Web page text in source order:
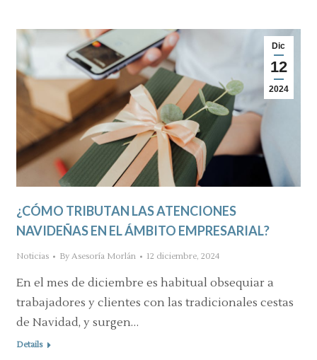
Dic
12
2024
¿CÓMO TRIBUTAN LAS ATENCIONES
NAVIDEÑAS EN EL ÁMBITO EMPRESARIAL?
Noticias By Asesoría Morlán 12 diciembre, 2024
En el mes de diciembre es habitual obsequiar a
trabajadores y clientes con las tradicionales cestas
de Navidad, y surgen…
Details